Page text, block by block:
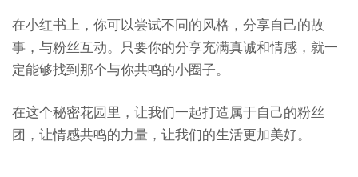
在小红书上，你可以尝试不同的风格，分享自己的故
事，与粉丝互动。只要你的分享充满真诚和情感，就一
定能够找到那个与你共鸣的小圈子。
在这个秘密花园里，让我们一起打造属于自己的粉丝
团，让情感共鸣的力量，让我们的生活更加美好。